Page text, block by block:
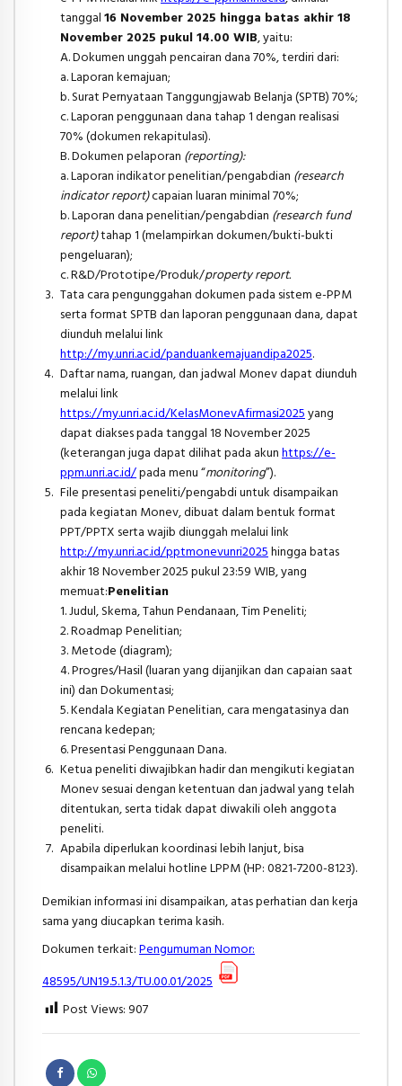
tanggal 16 November 2025 hingga batas akhir 18
November 2025 pukul 14.00 WIB, yaitu:
A. Dokumen unggah pencairan dana 70%, terdiri dari:
a. Laporan kemajuan;
b. Surat Pernyataan Tanggungjawab Belanja (SPTB) 70%;
c. Laporan penggunaan dana tahap 1 dengan realisasi
70% (dokumen rekapitulasi).
B. Dokumen pelaporan (reporting):
a. Laporan indikator penelitian/pengabdian (research
indicator report)capaian luaran minimal 70%;
b. Laporan dana penelitian/pengabdian (research fund
report)tahap 1 (melampirkan dokumen/bukti-bukti
pengeluaran);
c. R&D/Prototipe/Produk/property report.
Tata cara pengunggahan dokumen pada sistem e-PPM
serta format SPTB dan laporan penggunaan dana, dapat
diunduh melalui link
http://my.unri.ac.id/panduankemajuandipa2025.
Daftar nama, ruangan, dan jadwal Monev dapat diunduh
melalui link
https://my.unri.ac.id/KelasMonevAfirmasi2025yang
dapat diakses pada tanggal 18 November 2025
(keterangan juga dapat dilihat pada akun https://e-
ppm.unri.ac.id/pada menu “monitoring”).
File presentasi peneliti/pengabdi untuk disampaikan
pada kegiatan Monev, dibuat dalam bentuk format
PPT/PPTX serta wajib diunggah melalui link
http://my.unri.ac.id/pptmonevunri2025hingga batas
akhir 18 November 2025 pukul 23:59 WIB, yang
memuat:Penelitian
1. Judul, Skema, Tahun Pendanaan, Tim Peneliti;
2. Roadmap Penelitian;
3. Metode (diagram);
4. Progres/Hasil (luaran yang dijanjikan dan capaian saat
ini) dan Dokumentasi;
5. Kendala Kegiatan Penelitian, cara mengatasinya dan
rencana kedepan;
6. Presentasi Penggunaan Dana.
Ketua peneliti diwajibkan hadir dan mengikuti kegiatan
Monev sesuai dengan ketentuan dan jadwal yang telah
ditentukan, serta tidak dapat diwakili oleh anggota
peneliti.
Apabila diperlukan koordinasi lebih lanjut, bisa
disampaikan melalui hotline LPPM (HP: 0821-7200-8123).
Demikian informasi ini disampaikan, atas perhatian dan kerja
sama yang diucapkan terima kasih.
Dokumen terkait: Pengumuman Nomor:
48595/UN19.5.1.3/TU.00.01/2025
Post Views: 907